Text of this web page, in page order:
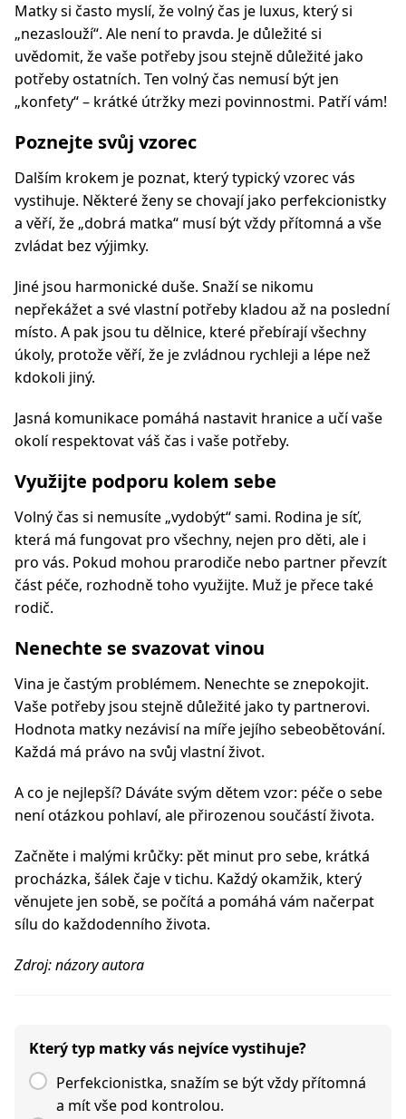
Matky si často myslí, že volný čas je luxus, který si
„nezaslouží“. Ale není to pravda. Je důležité si
uvědomit, že vaše potřeby jsou stejně důležité jako
potřeby ostatních. Ten volný čas nemusí být jen
„konfety“ – krátké útržky mezi povinnostmi. Patří vám!
Poznejte svůj vzorec
Dalším krokem je poznat, který typický vzorec vás
vystihuje. Některé ženy se chovají jako perfekcionistky
a věří, že „dobrá matka“ musí být vždy přítomná a vše
zvládat bez výjimky.
Jiné jsou harmonické duše. Snaží se nikomu
nepřekážet a své vlastní potřeby kladou až na poslední
místo. A pak jsou tu dělnice, které přebírají všechny
úkoly, protože věří, že je zvládnou rychleji a lépe než
kdokoli jiný.
Jasná komunikace pomáhá nastavit hranice a učí vaše
okolí respektovat váš čas i vaše potřeby.
Využijte podporu kolem sebe
Volný čas si nemusíte „vydobýt“ sami. Rodina je síť,
která má fungovat pro všechny, nejen pro děti, ale i
pro vás. Pokud mohou prarodiče nebo partner převzít
část péče, rozhodně toho využijte. Muž je přece také
rodič.
Nenechte se svazovat vinou
Vina je častým problémem. Nenechte se znepokojit.
Vaše potřeby jsou stejně důležité jako ty partnerovi.
Hodnota matky nezávisí na míře jejího sebeobětování.
Každá má právo na svůj vlastní život.
A co je nejlepší? Dáváte svým dětem vzor: péče o sebe
není otázkou pohlaví, ale přirozenou součástí života.
Začněte i malými krůčky: pět minut pro sebe, krátká
procházka, šálek čaje v tichu. Každý okamžik, který
věnujete jen sobě, se počítá a pomáhá vám načerpat
sílu do každodenního života.
Zdroj: názory autora
Který typ matky vás nejvíce vystihuje?
Perfekcionistka, snažím se být vždy přítomná
a mít vše pod kontrolou.